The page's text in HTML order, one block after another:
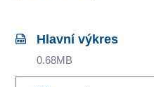
Hlavní výkres
0.68MB